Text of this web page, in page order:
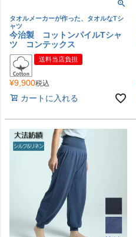
タオルメーカーが作った、タオルなTシ
ャツ
今治製 コットンパイルTシャ
ツ コンテックス
送料当店負担
¥9,900税込
カートに入れる